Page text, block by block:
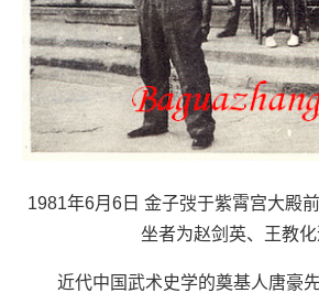
1981年6月6日 金子弢于紫霄宫大殿
坐者为赵剑英、王教
近代中国武术史学的奠基人唐豪